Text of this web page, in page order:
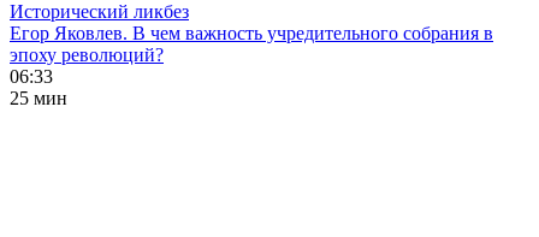
Исторический ликбез
Егор Яковлев. В чем важность учредительного собрания в
эпоху революций?
06:33
25 мин